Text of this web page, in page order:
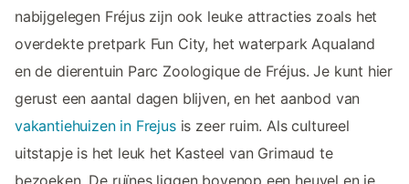
nabijgelegen Fréjus zijn ook leuke attracties zoals het
overdekte pretpark Fun City, het waterpark Aqualand
en de dierentuin Parc Zoologique de Fréjus. Je kunt hier
gerust een aantal dagen blijven, en het aanbod van
vakantiehuizen in Frejusis zeer ruim. Als cultureel
uitstapje is het leuk het Kasteel van Grimaud te
bezoeken. De ruïnes liggen bovenop een heuvel en je